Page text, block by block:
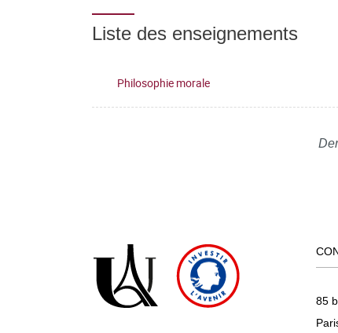
Liste des enseignements
Philosophie morale
85